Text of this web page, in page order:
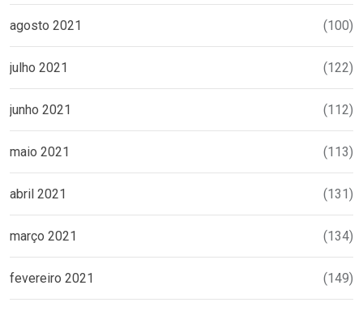
agosto 2021 (100)
julho 2021 (122)
junho 2021 (112)
maio 2021 (113)
abril 2021 (131)
março 2021 (134)
fevereiro 2021 (149)